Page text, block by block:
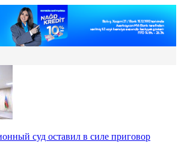
суд оставил в силе приговор